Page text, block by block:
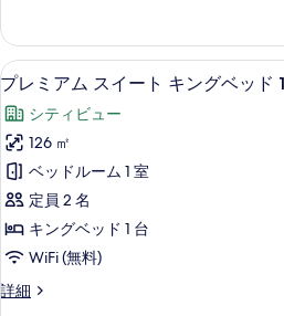
て
の
写
真
を
表
示
す
る
詳
細
ン
グ
ベ
ッ
ド
台
の
す
べ
ス
イ
ー
キ
ン
グ
ベ
ッ
ド
台
詳
プ
レ
ミ
ア
ム
ス
イ
ー
ト
43
8
プレミアム スイート キングベッド
シティビュー
126 ㎡
ベッドルーム 1 室
定員 2 名
キングベッド 1 台
WiFi (無料)
詳細
プ